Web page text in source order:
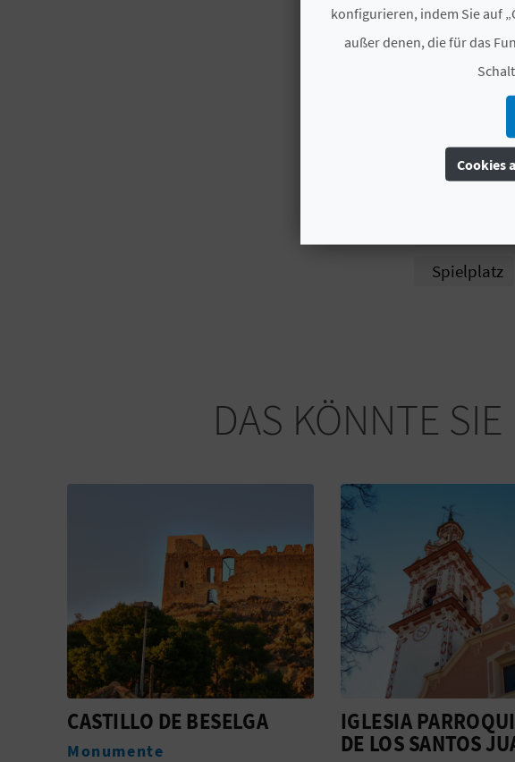
#
Spielplatz
DAS KÖNNTE
IGLESIA PARROQUIAL
DE LOS SANTOS JUANES
EL PLA
Freizeitparks
konfigurieren, indem Sie auf
außer denen, die für das
Cookies